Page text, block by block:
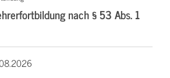
nach § 53 Abs. 1